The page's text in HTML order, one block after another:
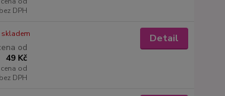
bez DPH
od
49 Kč
cena od
bez DPH
skladem Detail